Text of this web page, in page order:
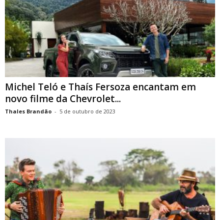
Michel Teló e Thaís Fersoza encantam em
novo filme da Chevrolet...
Thales Brandão - 5 de outubro de 2023